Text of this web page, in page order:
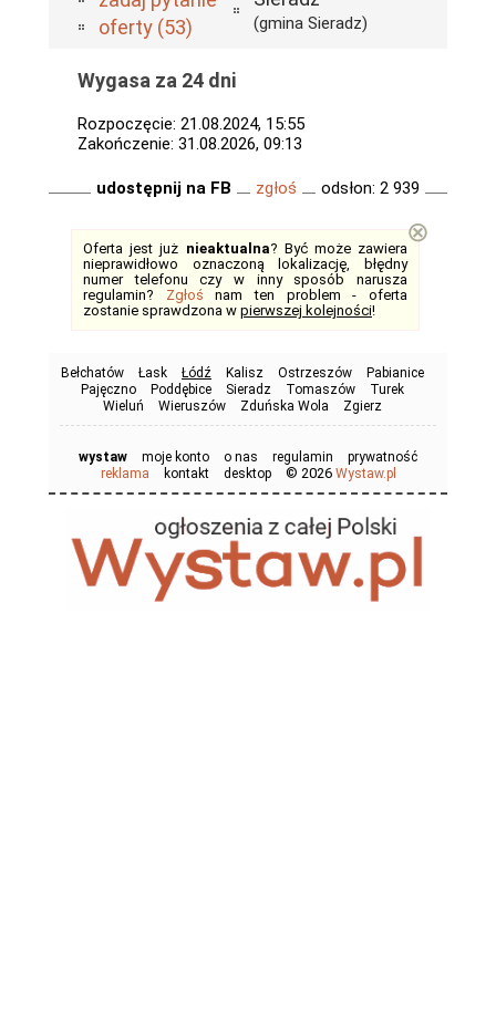
oferty (53)
(gmina Sieradz)
Wygasa za 24 dni
Rozpoczęcie: 21.08.2024, 15:55
Zakończenie: 31.08.2026, 09:13
udostępnij na FB zgłoś odsłon: 2 939
Oferta jest już nieaktualna? Być może zawiera
nieprawidłowo oznaczoną lokalizację, błędny
numer telefonu czy w inny sposób narusza
regulamin? Zgłoś nam ten problem - oferta
zostanie sprawdzona w pierwszej kolejności!
⊗
Bełchatów Łask Łódź Kalisz Ostrzeszów
Pabianice
Pajęczno
Poddębice Sieradz Tomaszów
Turek
Wieluń
Wieruszów Zduńska Wola Zgierz
wystaw moje konto o nas regulamin
prywatność
reklama
kontakt desktop © 2026 Wystaw.pl